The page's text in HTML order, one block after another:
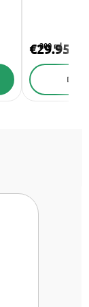
200 ml
€29.95